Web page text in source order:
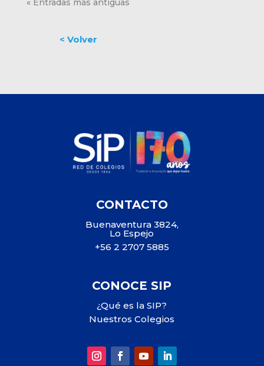
« Entradas más antiguas
CONTACTO
Buenaventura 3824,
Lo Espejo
+56 2 2707 5885
CONOCE SIP
¿Qué es la SIP?
Nuestros Colegios